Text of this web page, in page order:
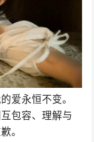
爱永恒不变。
包容、理解与
。